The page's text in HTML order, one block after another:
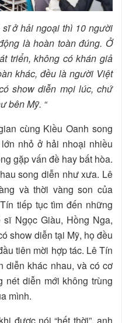
sĩ ở hải ngoại thì 10 người
là hoàn toàn đúng. Ở
triển, không có khán giả
khác, đều là người Việt
show diễn mọi lúc, chứ
bên Mỹ. “
cùng Kiều Oanh song
nhỏ ở hải nhoại nhiều
gặp vấn đề hay bất hòa.
song diễn như xưa. Lê
và thời vàng son của
tiếp tục tìm đến những
Ngọc Giàu, Hồng Nga,
show diễn tại Mỹ, họ đều
tiên mời hợp tác. Lê Tín
diễn khác nhau, và có cơ
nét diễn mới không trùng
mình.